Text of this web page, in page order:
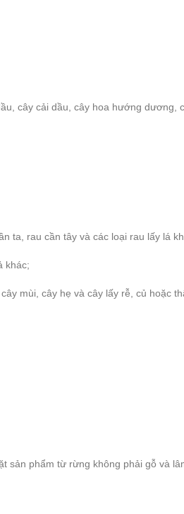
cây cải dầu, cây hoa hướng dương,
ta, rau cần tây và các loại rau lấy lá
khác;
mùi, cây hẹ và cây lấy rễ, củ hoặc
phẩm từ rừng không phải gỗ và